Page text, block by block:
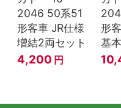
2046 50系51
形客車 JR仕様
増結2両セット
4,200 円
形
基